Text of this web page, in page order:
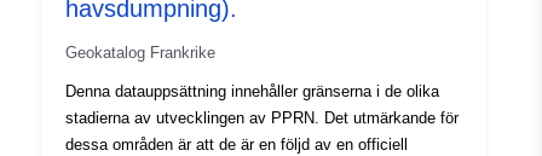
havsdumpning).
Geokatalog Frankrike
Denna datauppsättning innehåller gränserna i de olika
stadierna av utvecklingen av PPRN. Det utmärkande för
dessa områden är att de är en följd av en officiell